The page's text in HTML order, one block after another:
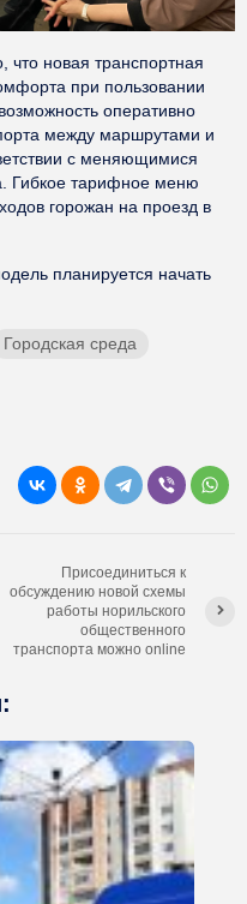
что новая транспортная
при пользовании
оперативно
между маршрутами и
с меняющимися
Гибкое тарифное меню
горожан на проезд в
планируется начать
Городская среда
Присоединиться к
обсуждению новой схемы
работы норильского
общественного
транспорта можно online